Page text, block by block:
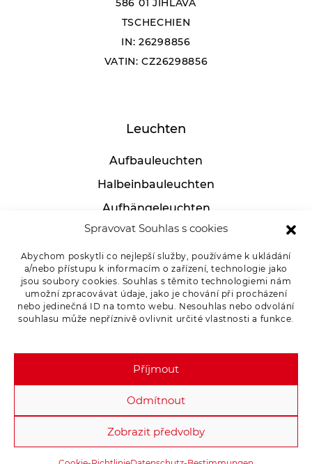
Spravovat Souhlas s cookies
Abychom poskytli co nejlepší služby, používáme k ukládání
a/nebo přístupu k informacím o zařízení, technologie jako
jsou soubory cookies. Souhlas s těmito technologiemi nám
umožní zpracovávat údaje, jako je chování při procházení
nebo jedinečná ID na tomto webu. Nesouhlas nebo odvolání
souhlasu může nepříznivě ovlivnit určité vlastnosti a funkce.
Příjmout
Odmítnout
Zobrazit předvolby
586 01 JIHLAVA
TSCHECHIEN
IN: 26298856
VATIN: CZ26298856
Leuchten
Aufbauleuchten
Halbeinbauleuchten
Aufhängeleuchten
Industrielle leuchten
Tischlampen
Für Kunden
Datenschutz-Bestimmungen